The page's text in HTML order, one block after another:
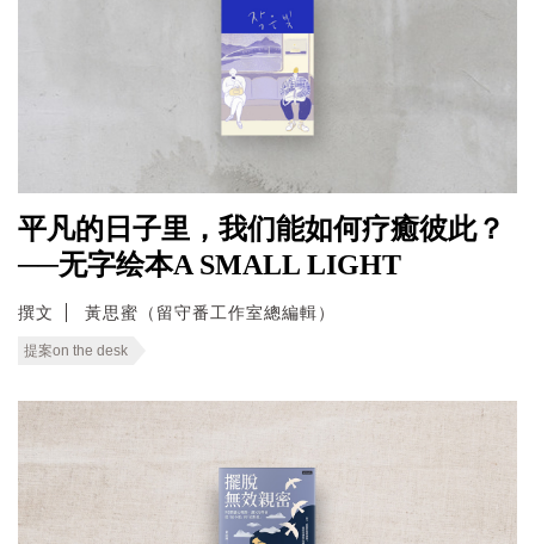
平凡的日子里，我们能如何疗癒彼此？
──无字绘本A SMALL LIGHT
撰文 黃思蜜（留守番工作室總編輯）
提案on the desk